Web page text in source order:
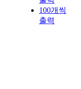
100개씩
출력